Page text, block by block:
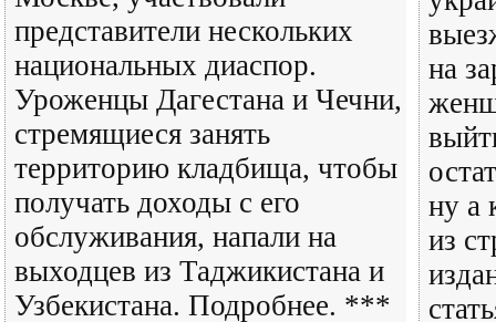
представители нескольких
национальных диаспор.
Уроженцы Дагестана и Чечни,
стремящиеся занять
территорию кладбища, чтобы
получать доходы с его
обслуживания, напали на
выходцев из Таджикистана и
Узбекистана. Подробнее. ***
на
ну а
из